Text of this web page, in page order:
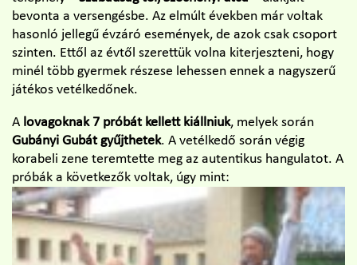
bevonta a versengésbe. Az elmúlt években már voltak
hasonló jellegű évzáró események, de azok csak csoport
szinten. Ettől az évtől szerettük volna kiterjeszteni, hogy
minél több gyermek részese lehessen ennek a nagyszerű
játékos vetélkedőnek.
A lovagoknak 7 próbát kellett kiállniuk, melyek során
Gubányi Gubát gyűjthetek. A vetélkedő során végig
korabeli zene teremtette meg az autentikus hangulatot. A
próbák a következők voltak, úgy mint: